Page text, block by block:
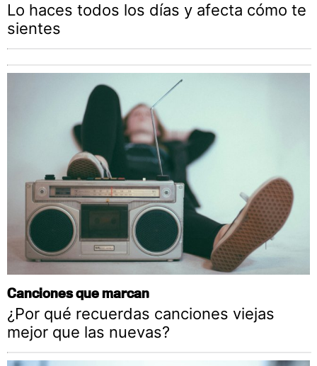
Lo haces todos los días y afecta cómo te
sientes
Canciones que marcan
¿Por qué recuerdas canciones viejas
mejor que las nuevas?